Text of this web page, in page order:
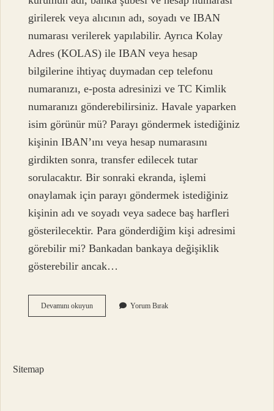
girilerek veya alıcının adı, soyadı ve IBAN
numarası verilerek yapılabilir. Ayrıca Kolay
Adres (KOLAS) ile IBAN veya hesap
bilgilerine ihtiyaç duymadan cep telefonu
numaranızı, e-posta adresinizi ve TC Kimlik
numaranızı gönderebilirsiniz. Havale yaparken
isim görünür mü? Parayı göndermek istediğiniz
kişinin IBAN’ını veya hesap numarasını
girdikten sonra, transfer edilecek tutar
sorulacaktır. Bir sonraki ekranda, işlemi
onaylamak için parayı göndermek istediğiniz
kişinin adı ve soyadı veya sadece baş harfleri
gösterilecektir. Para gönderdiğim kişi adresimi
görebilir mi? Bankadan bankaya değişiklik
gösterebilir ancak…
Devamını okuyunHavale
Yapınca
Yorum Bırak
Sitemap